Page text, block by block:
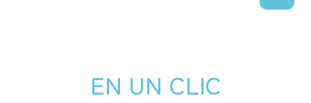
EN UN CLIC